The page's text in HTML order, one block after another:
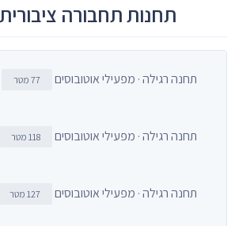
תחנות תחבורה
תחנה רגילה · מפעילי אוטובוסים 77 מטר
תחנה רגילה · מפעילי אוטובוסים 118 מטר
תחנה רגילה · מפעילי אוטובוסים 127 מטר